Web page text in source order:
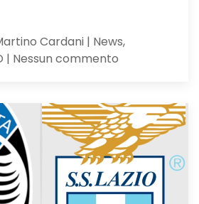
Cardani | News,
| Nessun commento
El
Bilal
resta
in
uscita:
Parma